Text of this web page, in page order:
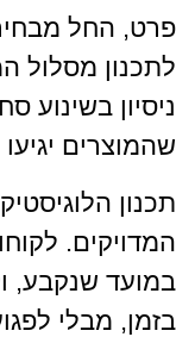
פרט, החל
לתכנון מסלול
ניסיון בשינוע
שהמוצרים
תכנון
המדויקים.
במועד שנקבע,
בזמן, מבלי